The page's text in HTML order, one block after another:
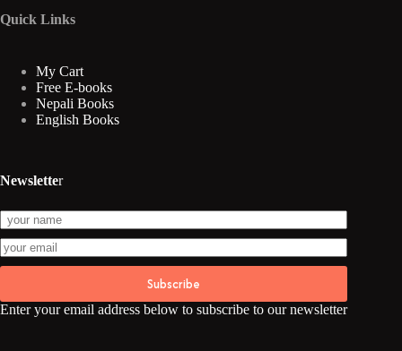
Quick Links
My Cart
Free E-books
Nepali Books
English Books
Newsletter
Subscribe
Enter your email address below to subscribe to our newsletter